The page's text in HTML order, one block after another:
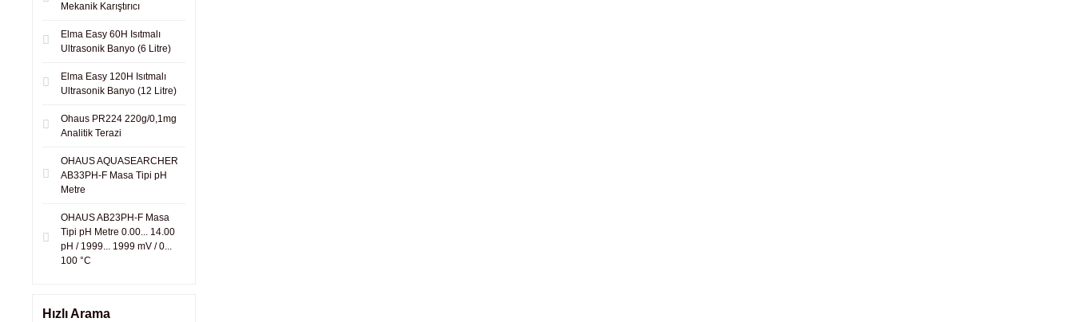
Mekanik Karıştırıcı
Elma Easy 60H Isıtmalı
Ultrasonik Banyo (6 Litre)
Elma Easy 120H Isıtmalı
Ultrasonik Banyo (12 Litre)
Ohaus PR224 220g/0,1mg
Analitik Terazi
OHAUS AQUASEARCHER
AB33PH-F Masa Tipi pH
Metre
OHAUS AB23PH-F Masa
Tipi pH Metre 0.00... 14.00
pH / 1999... 1999 mV / 0...
100 °C
Hızlı Arama